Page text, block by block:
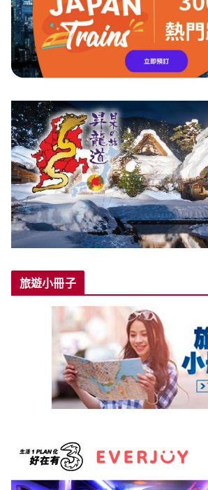
旅遊小冊子